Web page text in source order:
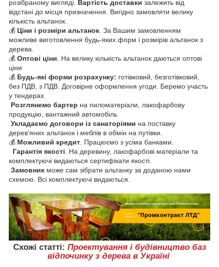
розібраному вигляді. Вартість доставки залежить від
відстані до місця призначення. Вигідно замовляти велику
кількість альтанок.
💰 Ціни і розміри альтанок . За Вашим замовленням
можливе виготовлення будь-яких форм і розмірів альтанок з
дерева.
💰 Оптові ціни . На велику кількість альтанок даються оптові
ціни
💰 Будь-які форми розрахунку: готівковий, безготівковий,
без ПДВ, з ПДВ. Договірне оформлення угоди. Беремо участь
у тендерах
Розглянемо бартер на пиломатеріали, лакофарбову
продукцію, вантажний автомобіль
Укладаємо договори із санаторіями на поставку
дерев'яних альтанок і меблів в обмін на путівки.
💰 Можливий кредит . Працюємо з усіма банками.
Гарантія якості
На деревину, лакофарбові матеріали та
комплектуючі видаються сертифікати якості.
Замовник може сам зібрати альтанку за доданою нами
схемою. Всі комплектуючі видаються.
Схожі статті: Проектування і будівництво баз
відпочинку з дерева в Україні